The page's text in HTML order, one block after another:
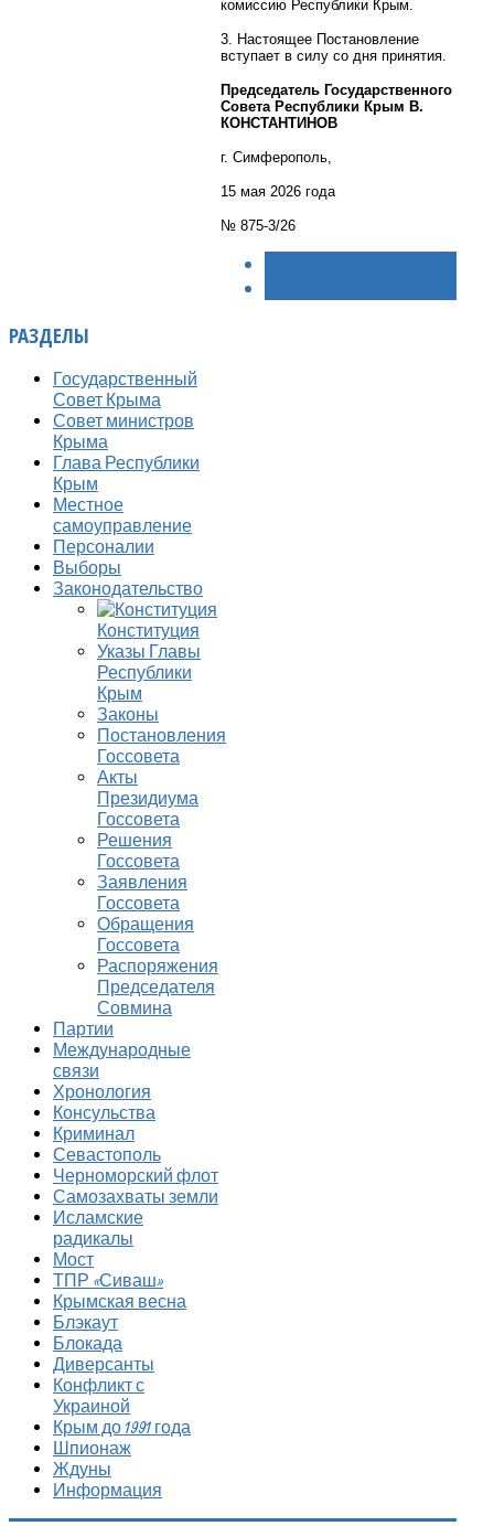
комиссию Республики Крым.
3. Настоящее Постановление
вступает в силу со дня принятия.
Председатель Государственного
Совета Республики Крым В.
КОНСТАНТИНОВ
г. Симферополь,
15 мая 2026 года
№ 875-3/26
РАЗДЕЛЫ
Государственный
Совет Крыма
Совет министров
Крыма
Глава Республики
Крым
Местное
самоуправление
Персоналии
Выборы
Законодательство
Конституция
Указы Главы
Республики
Крым
Законы
Постановления
Госсовета
Акты
Президиума
Госсовета
Решения
Госсовета
Заявления
Госсовета
Обращения
Госсовета
Распоряжения
Председателя
Совмина
Партии
Международные
связи
Хронология
Консульства
Криминал
Севастополь
Черноморский флот
Самозахваты земли
Исламские
радикалы
Мост
ТПР «Сиваш»
Крымская весна
Блэкаут
Блокада
Диверсанты
Конфликт с
Украиной
Крым до 1991 года
Шпионаж
Ждуны
Информация